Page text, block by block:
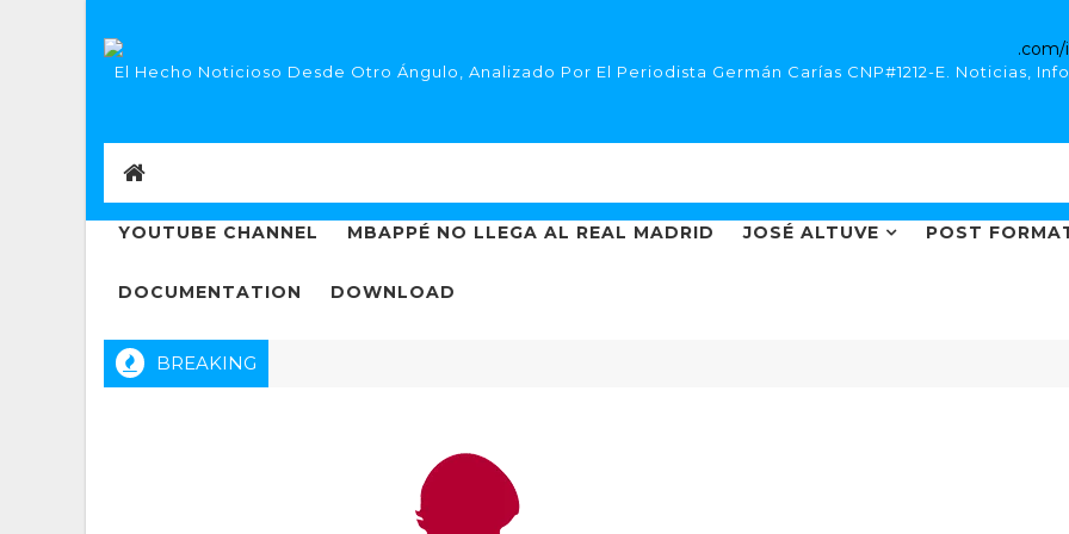
El Hecho Noticioso Desde Otro Ángulo, Analizado Por El Periodista Germán Carías CNP#1212-E. Noticias,
YOUTUBE CHANNEL MBAPPÉ NO LLEGA AL REAL MADRID JOSÉ ALTUVE POST
DOCUMENTATION DOWNLOAD
BREAKING